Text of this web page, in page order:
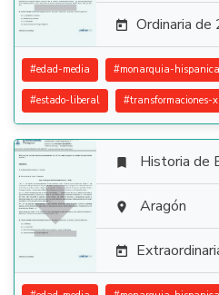
 Ordinaria de
#edad-media #monarquia-hispanica
#estado-liberal #transformaciones-

 Historia de
 Aragón
